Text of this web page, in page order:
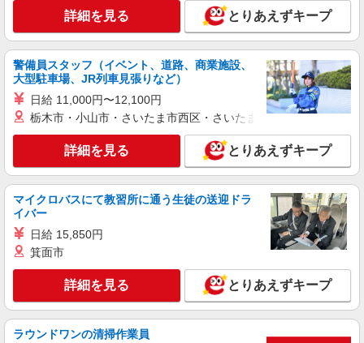
遇改善手当：35,920円 夜勤手当：30,000円（5回
分） ※6回目以降は1回6,000円支給 ▼下記別途支
給 通勤手当 年末年始手当：380円/時 寸志あり：
年2回（6月・12月） ※業績による 特別報酬：平
均18.9万円（最高額120万円） ※2025年6月支給実
績 ※処遇改善手当は試用期間中(3ヶ月)は支給なし
福岡県筑紫野市武蔵1-1-24
キープ 詳細を見る
派遣社員
株式会社kotrio /●FK-H-2067307
筑紫野市/未経験OK★誰かの支えになれる人
に！グルホの世話人♪
時給1450円〜2062円 ＜日払い有/週払い有/交
通費全支給(ガソリン代含む)＞
詳細を見る
株式会社kotrio /●FK-H-2067029
筑紫野市≫家庭的でこぢんまりしたグルホ＊家
事サポートなど
詳細を見る とりあえずキープ
警備員スタッフ（イベント、道路、商業施設、
大型駐車場、JR列車見張りなど）
日給 11,000円〜12,100円
栃木市・小山市・さいたま市西区・さいたま市岩槻区・久喜市・
詳細を見る とりあえずキープ
マイクロバスにて教習所に通う生徒の送迎ドラ
イバー
日給 15,850円
箕面市
詳細を見る とりあえずキープ
ラウンドワンの清掃作業員